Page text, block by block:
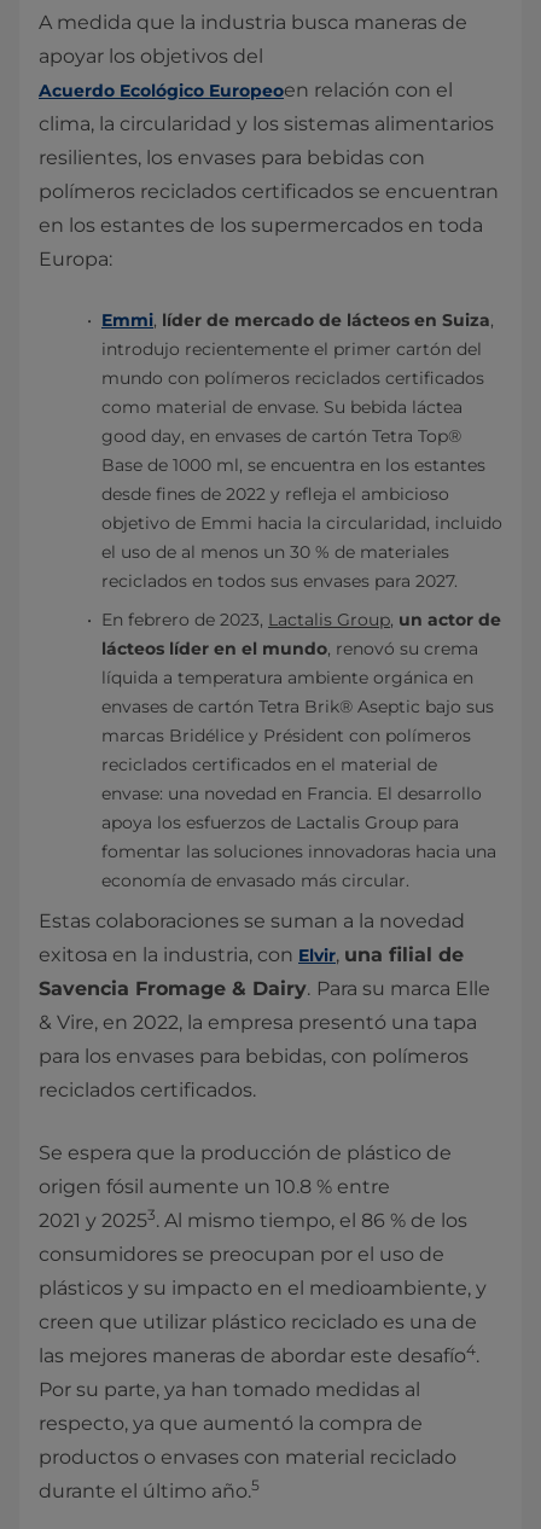
A medida que la industria busca maneras de
apoyar los objetivos del
Acuerdo Ecológico Europeoen relación con el
clima, la circularidad y los sistemas alimentarios
resilientes, los envases para bebidas con
polímeros reciclados certificados se encuentran
en los estantes de los supermercados en toda
Europa:
Emmi, líder de mercado de lácteos en Suiza,
introdujo recientemente el primer cartón del
mundo con polímeros reciclados certificados
como material de envase. Su bebida láctea
good day, en envases de cartón Tetra Top®
Base de 1000 ml, se encuentra en los estantes
desde fines de 2022 y refleja el ambicioso
objetivo de Emmi hacia la circularidad, incluido
el uso de al menos un 30 % de materiales
reciclados en todos sus envases para 2027.
En febrero de 2023, Lactalis Group, un actor de
lácteos líder en el mundo, renovó su crema
líquida a temperatura ambiente orgánica en
envases de cartón Tetra Brik® Aseptic bajo sus
marcas Bridélice y Président con polímeros
reciclados certificados en el material de
envase: una novedad en Francia. El desarrollo
apoya los esfuerzos de Lactalis Group para
fomentar las soluciones innovadoras hacia una
economía de envasado más circular.
Estas colaboraciones se suman a la novedad
exitosa en la industria, con Elvir, una filial de
Savencia Fromage & Dairy. Para su marca Elle
& Vire, en 2022, la empresa presentó una tapa
para los envases para bebidas, con polímeros
reciclados certificados.
Se espera que la producción de plástico de
origen fósil aumente un 10.8 % entre
2021 y 20253. Al mismo tiempo, el 86 % de los
consumidores se preocupan por el uso de
plásticos y su impacto en el medioambiente, y
creen que utilizar plástico reciclado es una de
las mejores maneras de abordar este desafío4.
Por su parte, ya han tomado medidas al
respecto, ya que aumentó la compra de
productos o envases con material reciclado
durante el último año.5